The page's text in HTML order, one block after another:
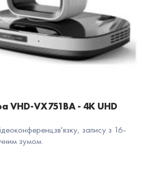
VHD-VX751BA - 4K UHD
запису з 16-
зумом.